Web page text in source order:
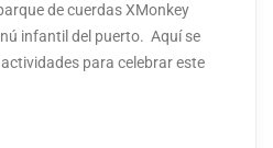
de cuerdas XMonkey
infantil del puerto. Aquí se
para celebrar este